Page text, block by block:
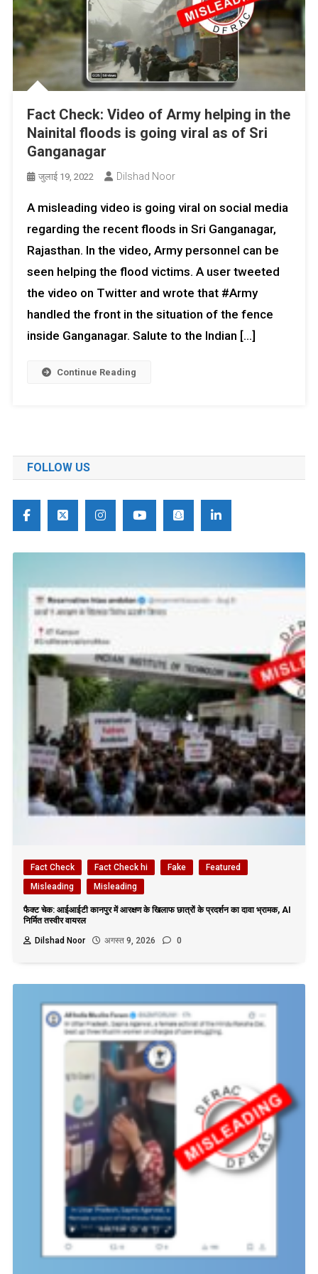
Fact Check: Video of Army helping in the
Nainital floods is going viral as of Sri
Ganganagar
जुलाई 19, 2022 Dilshad Noor
A misleading video is going viral on social media
regarding the recent floods in Sri Ganganagar,
Rajasthan. In the video, Army personnel can be
seen helping the flood victims. A user tweeted
the video on Twitter and wrote that #Army
handled the front in the situation of the fence
inside Ganganagar. Salute to the Indian […]
Continue Reading
FOLLOW US
Fact Check Fact Check hi Fake
Featured
Misleading
Misleading
फैक्ट चेक: आईआईटी कानपुर में आरक्षण के खिलाफ छात्रों के प्रदर्शन का दावा भ्रामक, AI
निर्मित तस्वीर वायरल
Dilshad Noor
अगस्त 9, 2026 0